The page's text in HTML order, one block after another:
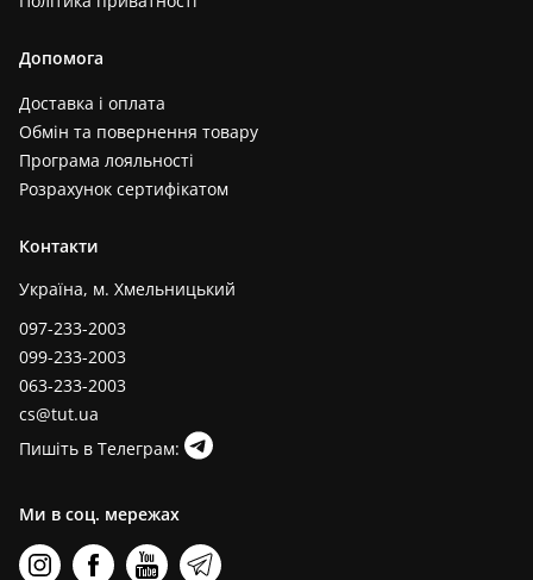
Допомога
Доставка і оплата
Обмін та повернення товару
Програма лояльності
Розрахунок сертифікатом
Контакти
Україна, м. Хмельницький
097-233-2003
099-233-2003
063-233-2003
cs@tut.ua
Пишіть в Телеграм:
Ми в соц. мережах